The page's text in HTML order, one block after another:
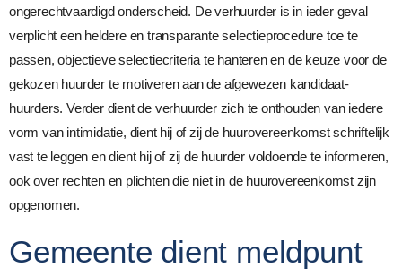
ongerechtvaardigd onderscheid. De verhuurder is in ieder geval
verplicht een heldere en transparante selectieprocedure toe te
passen, objectieve selectiecriteria te hanteren en de keuze voor de
gekozen huurder te motiveren aan de afgewezen kandidaat-
huurders. Verder dient de verhuurder zich te onthouden van iedere
vorm van intimidatie, dient hij of zij de huurovereenkomst schriftelijk
vast te leggen en dient hij of zij de huurder voldoende te informeren,
ook over rechten en plichten die niet in de huurovereenkomst zijn
opgenomen.
Gemeente dient meldpunt